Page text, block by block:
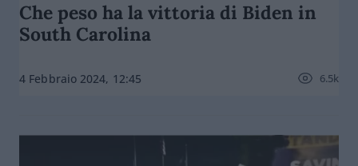
Che peso ha la vittoria di Biden in
South Carolina
4 Febbraio 2024, 12:45 6.5k